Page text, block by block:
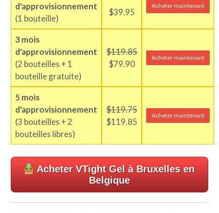
d'approvisionnement
(1 bouteille)
$39.95
Acheter maintenant
3 mois
d'approvisionnement
(2 bouteilles + 1
bouteille gratuite)
$119.85
$79.90
Acheter maintenant
5 mois
d'approvisionnement
(3 bouteilles + 2
bouteilles libres)
$119.75
$119.85
Acheter maintenant
Acheter VTight Gel à Bruxelles en
Belgique